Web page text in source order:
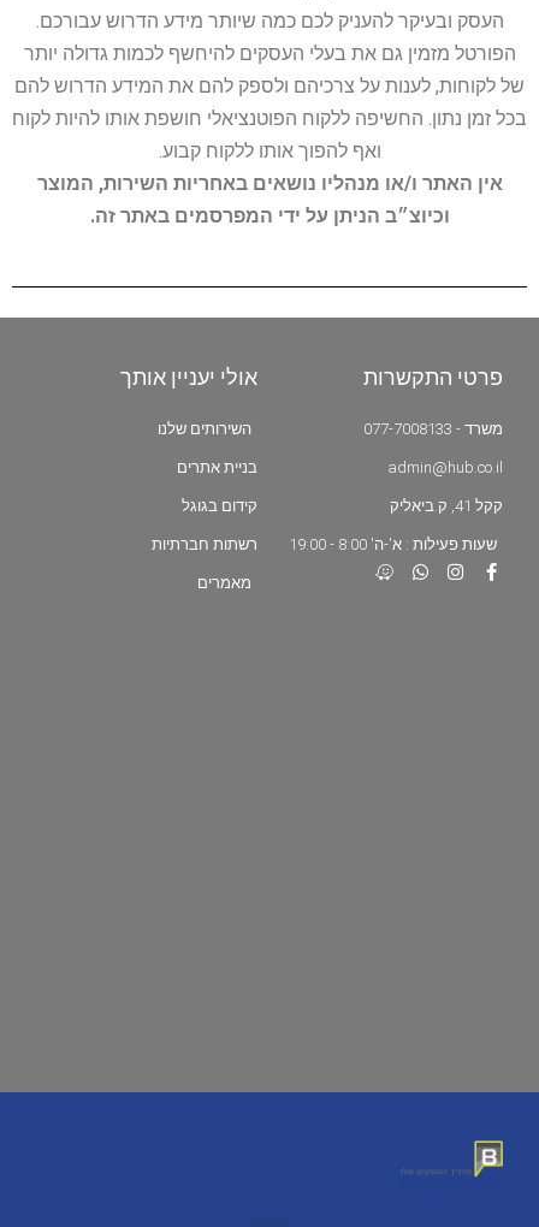
העסק ובעיקר להעניק לכם כמה שיותר מידע הדרוש עבורכם.
הפורטל מזמין גם את בעלי העסקים להיחשף לכמות גדולה יותר
של לקוחות, לענות על צרכיהם ולספק להם את המידע הדרוש להם
בכל זמן נתון. החשיפה ללקוח הפוטנציאלי חושפת אותו להיות לקוח
ואף להפוך אותו ללקוח קבוע.
אין האתר ו/או מנהליו נושאים באחריות השירות, המוצר
וכיוצ״ב הניתן על ידי המפרסמים באתר זה.
פרטי התקשרות
משרד - 077-7008133
admin@hub.co.il
קקל 41, ק.ביאליק
שעות פעילות : א'-ה' 8:00 - 19:00
אולי יעניין אותך
השירותים שלנו
בניית אתרים
קידום בגוגל
רשתות חברתיות
מאמרים